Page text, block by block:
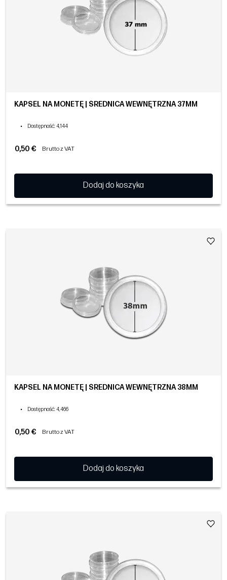
KAPSEL NA MONETĘ | ŚREDNICA WEWNĘTRZNA 37MM
• Dostępność: 4,144
0,50 € Brutto z VAT
Dodaj do koszyka
KAPSEL NA MONETĘ | ŚREDNICA WEWNĘTRZNA 38MM
• Dostępność: 4,466
0,50 € Brutto z VAT
Dodaj do koszyka